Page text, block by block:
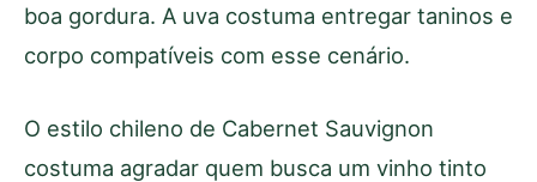
boa gordura. A uva costuma entregar taninos e
corpo compatíveis com esse cenário.
O estilo chileno de Cabernet Sauvignon
costuma agradar quem busca um vinho tinto